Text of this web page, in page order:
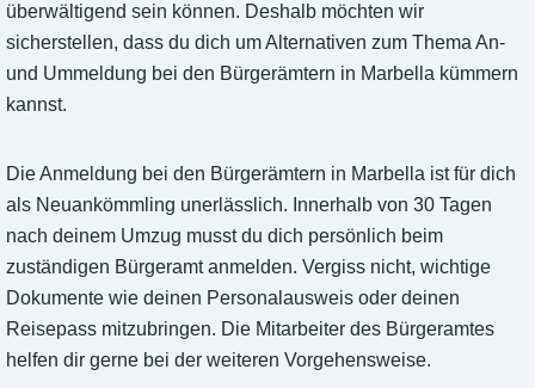
überwältigend sein können. Deshalb möchten wir
sicherstellen, dass du dich um Alternativen zum Thema An-
und Ummeldung bei den Bürgerämtern in Marbella kümmern
kannst.
Die Anmeldung bei den Bürgerämtern in Marbella ist für dich
als Neuankömmling unerlässlich. Innerhalb von 30 Tagen
nach deinem Umzug musst du dich persönlich beim
zuständigen Bürgeramt anmelden. Vergiss nicht, wichtige
Dokumente wie deinen Personalausweis oder deinen
Reisepass mitzubringen. Die Mitarbeiter des Bürgeramtes
helfen dir gerne bei der weiteren Vorgehensweise.